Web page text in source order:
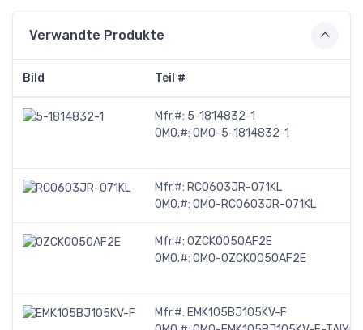
Verwandte Produkte
Bild Teil #
Mfr.#: 5-1814832-1
OMO.#: OMO-5-1814832-1
Mfr.#: RC0603JR-071KL
OMO.#: OMO-RC0603JR-071KL
Mfr.#: 0ZCK0050AF2E
OMO.#: OMO-0ZCK0050AF2E
Mfr.#: EMK105BJ105KV-F